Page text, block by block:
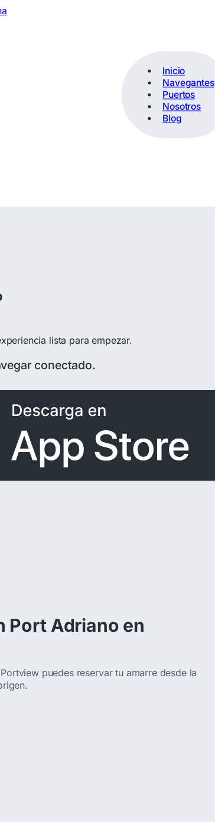
Inicio
Navegantes
Puertos
Nosotros
Blog
lista para empezar.
conectado.
Port Adriano en
puedes reservar tu amarre desde la